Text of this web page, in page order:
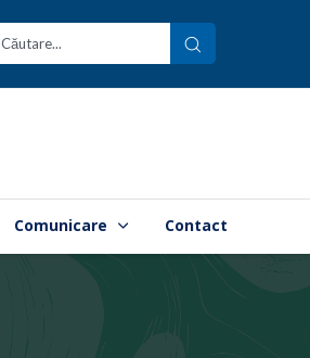
Comunicare Contact